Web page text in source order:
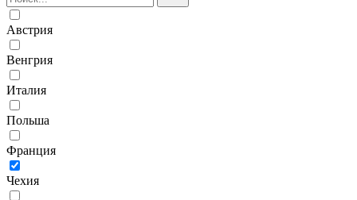
Австрия
Венгрия
Италия
Польша
Франция
Чехия